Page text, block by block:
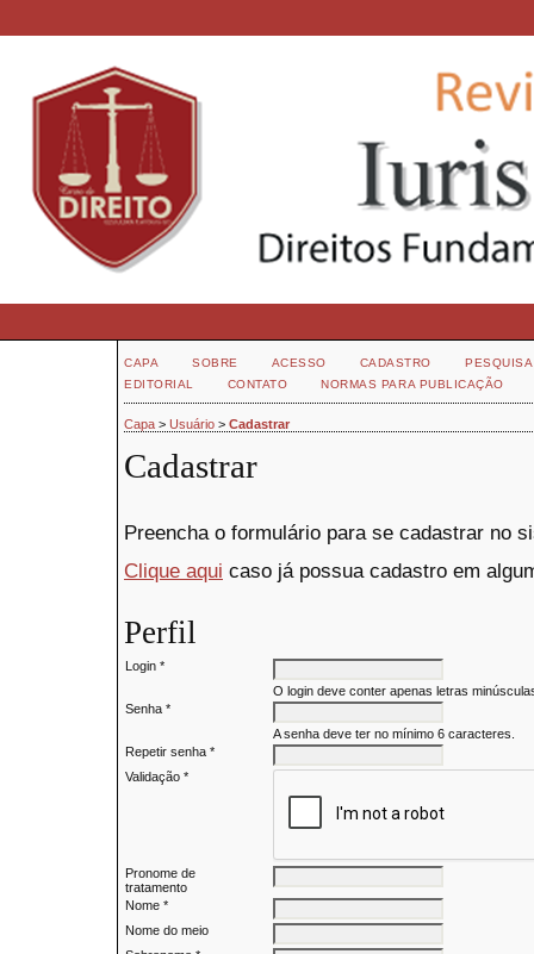
CAPA SOBRE ACESSO CADASTRO
PESQUISA
EDITORIAL
CONTATO NORMAS PARA PUBLICAÇÃO
Capa > Usuário > Cadastrar
Cadastrar
Preencha o formulário para se cadastrar no
Clique aqui caso já possua cadastro em
Perfil
Login *
O login deve conter apenas letras
Senha *
A senha deve ter no mínimo 6 caracteres.
Repetir senha *
Validação *
Pronome de
tratamento
Nome *
Nome do meio